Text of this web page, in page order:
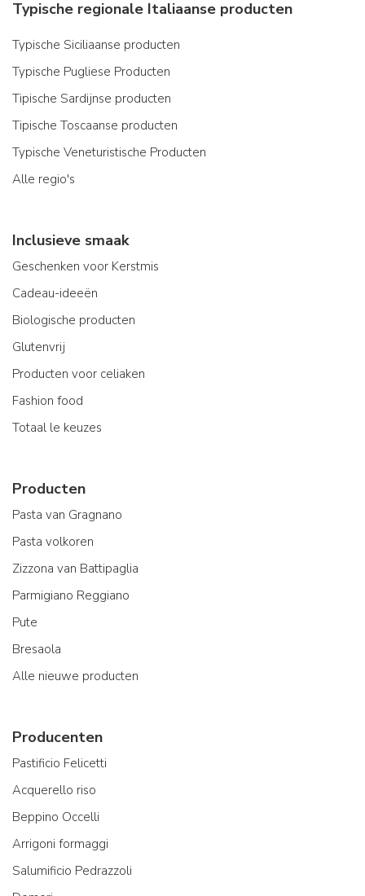
Typische regionale Italiaanse producten
Typische Siciliaanse producten
Typische Pugliese Producten
Tipische Sardijnse producten
Tipische Toscaanse producten
Typische Veneturistische Producten
Alle regio's
Inclusieve smaak
Geschenken voor Kerstmis
Cadeau-ideeën
Biologische producten
Glutenvrij
Producten voor celiaken
Fashion food
Totaal le keuzes
Producten
Pasta van Gragnano
Pasta volkoren
Zizzona van Battipaglia
Parmigiano Reggiano
Pute
Bresaola
Alle nieuwe producten
Producenten
Pastificio Felicetti
Acquerello riso
Beppino Occelli
Arrigoni formaggi
Salumificio Pedrazzoli